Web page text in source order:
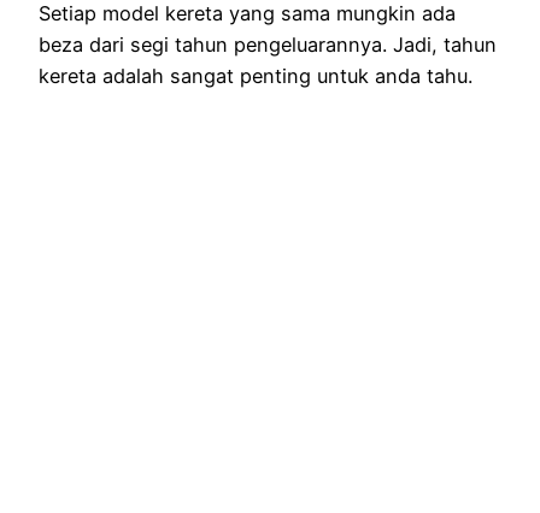
Setiap model kereta yang sama mungkin ada
beza dari segi tahun pengeluarannya. Jadi, tahun
kereta adalah sangat penting untuk anda tahu.